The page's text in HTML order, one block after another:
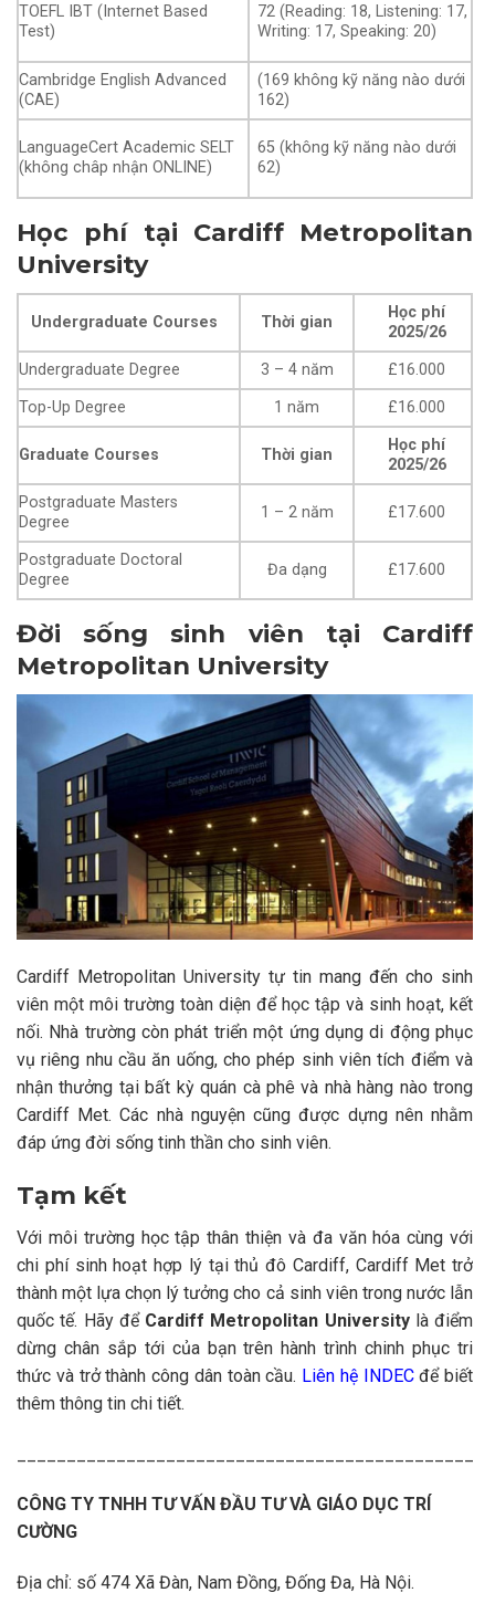
TOEFL IBT (Internet Based
Test)
72 (Reading: 18, Listening: 17,
Writing: 17, Speaking: 20)
Cambridge English Advanced
(CAE)
(169 không kỹ năng nào dưới
162)
LanguageCert Academic SELT
(không châp nhận ONLINE)
65 (không kỹ năng nào dưới
62)
Học phí tại Cardiff Metropolitan
University
​Undergraduate Courses Thời gian
Học phí
2025/26
​Undergraduate Degree
3 – 4 năm
​£16.000
Top-Up Degree
1 năm ​£16.000
Graduate Courses Thời gian
Học phí
2025/26
​​Postgraduate Masters
Degree
1 – 2 năm ​£17.600
​Postgraduate Doctoral
Degree
Đa dạng ​£17.600
Đời sống sinh viên tại Cardiff
Metropolitan University
Cardiff Metropolitan University tự tin mang đến cho sinh
viên một môi trường toàn diện để học tập và sinh hoạt, kết
nối. Nhà trường còn phát triển một ứng dụng di động phục
vụ riêng nhu cầu ăn uống, cho phép sinh viên tích điểm và
nhận thưởng tại bất kỳ quán cà phê và nhà hàng nào trong
Cardiff Met. Các nhà nguyện cũng được dựng nên nhằm
đáp ứng đời sống tinh thần cho sinh viên.
Tạm kết
Với môi trường học tập thân thiện và đa văn hóa cùng với
chi phí sinh hoạt hợp lý tại thủ đô Cardiff, Cardiff Met trở
thành một lựa chọn lý tưởng cho cả sinh viên trong nước lẫn
quốc tế. Hãy để Cardiff Metropolitan Universitylà điểm
dừng chân sắp tới của bạn trên hành trình chinh phục tri
thức và trở thành công dân toàn cầu. Liên hệ INDECđể biết
thêm thông tin chi tiết.
CÔNG TY TNHH TƯ VẤN ĐẦU TƯ VÀ GIÁO DỤC TRÍ
CƯỜNG
Địa chỉ: số 474 Xã Đàn, Nam Đồng, Đống Đa, Hà Nội.